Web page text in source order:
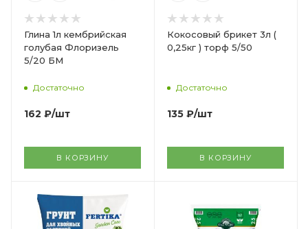
Глина 1л кембрийская
голубая Флоризель
5/20 БМ
Достаточно
162 ₽/шт
В КОРЗИНУ
Кокосовый брикет 3л (
0,25кг ) торф 5/50
Достаточно
135 ₽/шт
В КОРЗИНУ